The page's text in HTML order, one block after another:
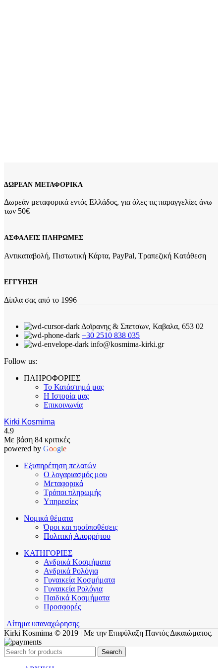
ΔΩΡΕΑΝ ΜΕΤΑΦΟΡΙΚΑ
Δωρεάν μεταφορικά εντός Ελλάδος, για όλες τις παραγγελίες άνω
των 50€
ΑΣΦΑΛΕΙΣ ΠΛΗΡΩΜΕΣ
Αντικαταβολή, Πιστωτική Κάρτα, PayPal, Τραπεζική Kατάθεση
ΕΓΓΥΗΣΗ
Δίπλα σας από το 1996
Δοϊρανης & Σπετσων, Καβαλα, 653 02
+30 2510 838 035
info@kosmima-kirki.gr
Follow us:
ΠΛΗΡΟΦΟΡΙΕΣ
Το Κατάστημά μας
Η Ιστορία μας
Επικοινωνία
Kirki Kosmima
4.9
Με βάση 84 κριτικές
powered by Google
Εξυπηρέτηση πελατών
Ο λογαριασμός μου
Μεταφορικά
Τρόποι πληρωμής
Υπηρεσίες
Νομικά θέματα
Όροι και προϋποθέσεις
Πολιτική Απορρήτου
ΚΑΤΗΓΟΡΙΕΣ
Ανδρικά Κοσμήματα
Ανδρικά Ρολόγια
Γυναικεία Κοσμήματα
Γυναικεία Ρολόγια
Παιδικά Κοσμήματα
Προσφορές
Αίτημα υπαναχώρησης
Kirki Kosmima © 2019 | Με την Επιφύλαξη Παντός Δικαιώματος.
Search